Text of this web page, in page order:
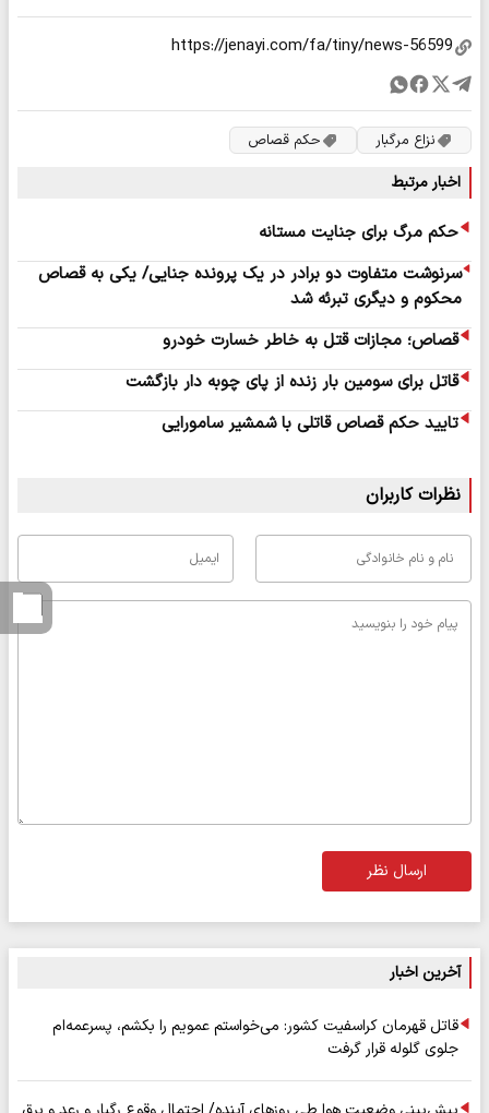
نزاع مرگبار حکم قصاص
اخبار مرتبط
حکم مرگ برای جنایت مستانه
سرنوشت متفاوت دو برادر در یک پرونده جنایی/ یکی به قصاص
محکوم و دیگری تبرئه شد
قصاص؛ مجازات قتل به خاطر خسارت خودرو
قاتل برای سومین بار زنده از پای چوبه دار بازگشت
تایید حکم قصاص قاتلی با شمشیر سامورایی
نظرات کاربران
ارسال نظر
آخرین اخبار
قاتل قهرمان کراسفیت کشور: می‌خواستم عمویم را بکشم، پسرعمه‌ام
جلوی گلوله قرار گرفت